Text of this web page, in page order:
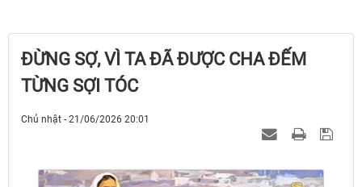
ĐỪNG SỢ, VÌ TA ĐÃ ĐƯỢC CHA ĐẾM
TỪNG SỢI TÓC
Chủ nhật - 21/06/2026 20:01